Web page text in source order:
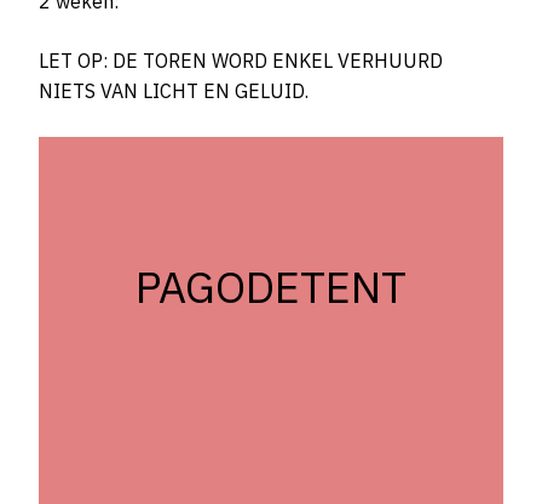
LET OP: DE TOREN WORD ENKEL VERHUURD
NIETS VAN LICHT EN GELUID.
PAGODETENT